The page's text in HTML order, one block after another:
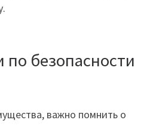
безопасности
важно помнить о